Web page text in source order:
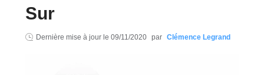
Sur
Dernière mise à jour le 09/11/2020 par Clémence Legrand